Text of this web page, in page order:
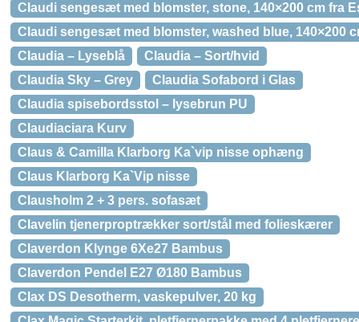
Claudi sengesæt med blomster, stone, 140×200 cm fra
Claudi sengesæt med blomster, washed blue, 140×200
Claudia – Lyseblå
Claudia – Sort/hvid
Claudia Sky – Grey
Claudia Sofabord i Glas
Claudia spisebordsstol – lysebrun PU
Claudiaciara Kurv
Claus & Camilla Klarborg Ka`vip nisse ophæng
Claus Klarborg Ka`Vip nisse
Clausholm 2 + 3 pers. sofasæt
Clavelin tjenerproptrækker sort/stål med folieskærer
Claverdon Klynge 6Xe27 Bambus
Claverdon Pendel E27 Ø180 Bambus
Clax DS Desotherm, vaskepulver, 20 kg